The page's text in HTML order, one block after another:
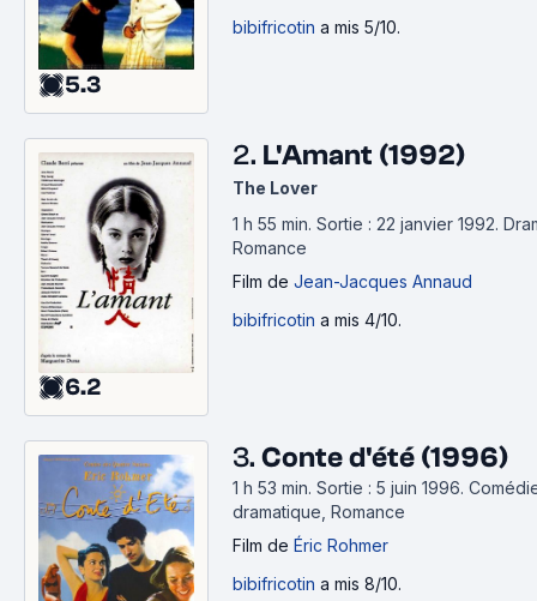
5.3
bibifricotin a mis 5/10.
6.2
2. L'Amant (1992)
The Lover
1 h 55 min. Sortie : 22 janvier 1992.
Romance
Film de Jean-Jacques Annaud
bibifricotin a mis 4/10.
3. Conte d'été (1996)
1 h 53 min. Sortie : 5 juin 1996.
dramatique, Romance
Film de Éric Rohmer
bibifricotin a mis 8/10.